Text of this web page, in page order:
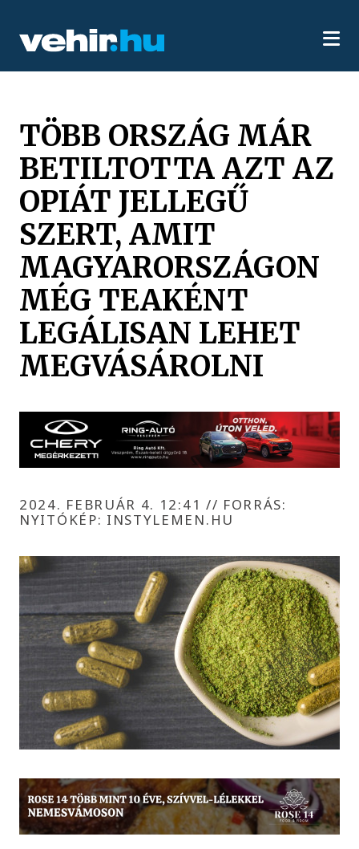
TÖBB ORSZÁG MÁR
BETILTOTTA AZT AZ
OPIÁT JELLEGŰ
SZERT, AMIT
MAGYARORSZÁGON
MÉG TEAKÉNT
LEGÁLISAN LEHET
MEGVÁSÁROLNI
2024. FEBRUÁR 4. 12:41 // FORRÁS:
NYITÓKÉP: INSTYLEMEN.HU